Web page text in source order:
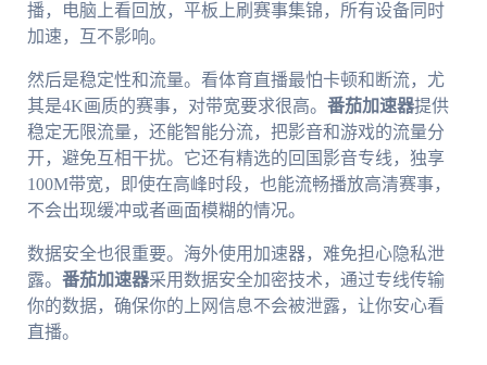
播，电脑上看回放，平板上刷赛事集锦，所有设备同时
加速，互不影响。
然后是稳定性和流量。看体育直播最怕卡顿和断流，尤
其是4K画质的赛事，对带宽要求很高。 番茄加速器提供
稳定无限流量，还能智能分流，把影音和游戏的流量分
开，避免互相干扰。它还有精选的回国影音专线，独享
100M带宽，即使在高峰时段，也能流畅播放高清赛事，
不会出现缓冲或者画面模糊的情况。
数据安全也很重要。海外使用加速器，难免担心隐私泄
露。 番茄加速器采用数据安全加密技术，通过专线传输
你的数据，确保你的上网信息不会被泄露，让你安心看
直播。